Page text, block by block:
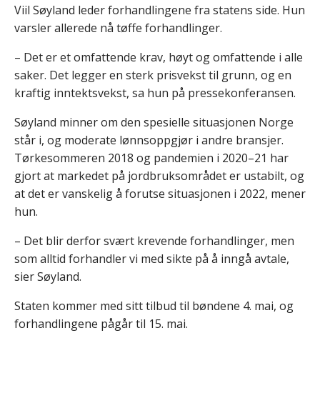
Viil Søyland leder forhandlingene fra statens side. Hun
varsler allerede nå tøffe forhandlinger.
– Det er et omfattende krav, høyt og omfattende i alle
saker. Det legger en sterk prisvekst til grunn, og en
kraftig inntektsvekst, sa hun på pressekonferansen.
Søyland minner om den spesielle situasjonen Norge
står i, og moderate lønnsoppgjør i andre bransjer.
Tørkesommeren 2018 og pandemien i 2020–21 har
gjort at markedet på jordbruksområdet er ustabilt, og
at det er vanskelig å forutse situasjonen i 2022, mener
hun.
– Det blir derfor svært krevende forhandlinger, men
som alltid forhandler vi med sikte på å inngå avtale,
sier Søyland.
Staten kommer med sitt tilbud til bøndene 4. mai, og
forhandlingene pågår til 15. mai.